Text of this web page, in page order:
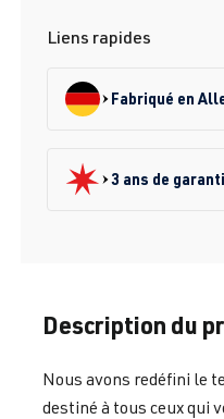
Liens rapides
Fabriqué en
3 ans de
Description du
Nous avons redéfini le
destiné à tous ceux qui